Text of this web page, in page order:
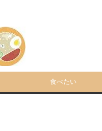
食べたい